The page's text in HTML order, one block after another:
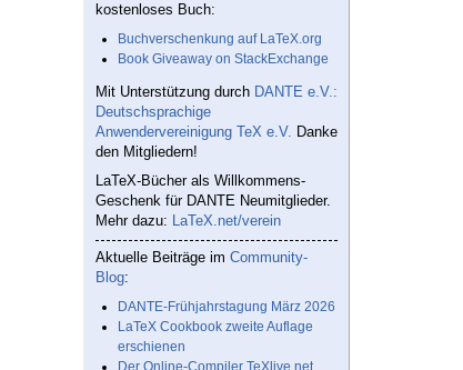
kostenloses Buch:
Buchverschenkung auf LaTeX.org
Book Giveaway on StackExchange
Mit Unterstützung durch DANTE e.V.:
Deutschsprachige
Anwendervereinigung TeX e.V. Danke
den Mitgliedern!
LaTeX-Bücher als Willkommens-
Geschenk für DANTE Neumitglieder.
Mehr dazu: LaTeX.net/verein
Aktuelle Beiträge im Community-
Blog:
DANTE-Frühjahrstagung März 2026
LaTeX Cookbook zweite Auflage
erschienen